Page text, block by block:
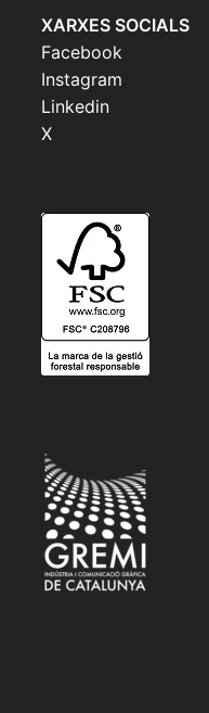
XARXES SOCIALS
Facebook
Instagram
Linkedin
X